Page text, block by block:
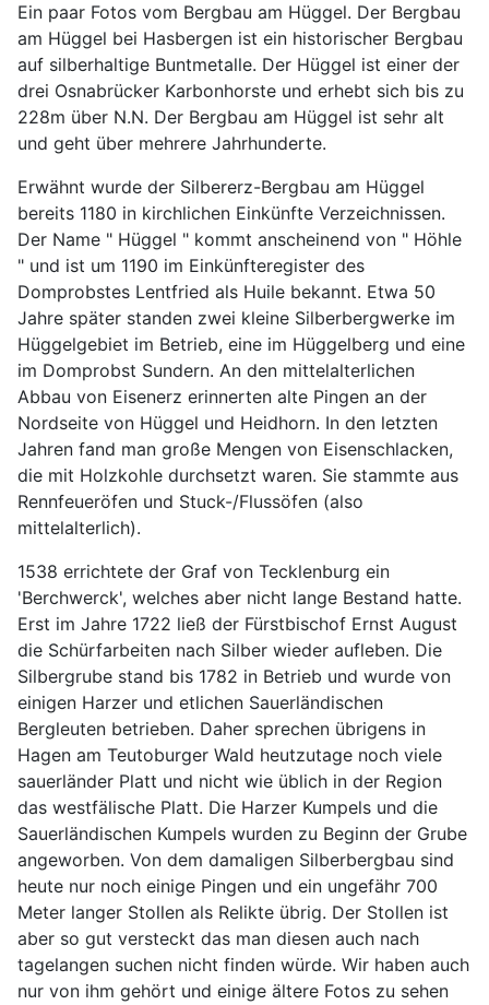
Ein paar Fotos vom Bergbau am Hüggel. Der Bergbau
am Hüggel bei Hasbergen ist ein historischer Bergbau
auf silberhaltige Buntmetalle. Der Hüggel ist einer der
drei Osnabrücker Karbonhorste und erhebt sich bis zu
228m über N.N. Der Bergbau am Hüggel ist sehr alt
und geht über mehrere Jahrhunderte.
Erwähnt wurde der Silbererz-Bergbau am Hüggel
bereits 1180 in kirchlichen Einkünfte Verzeichnissen.
Der Name " Hüggel " kommt anscheinend von " Höhle
" und ist um 1190 im Einkünfteregister des
Domprobstes Lentfried als Huile bekannt. Etwa 50
Jahre später standen zwei kleine Silberbergwerke im
Hüggelgebiet im Betrieb, eine im Hüggelberg und eine
im Domprobst Sundern. An den mittelalterlichen
Abbau von Eisenerz erinnerten alte Pingen an der
Nordseite von Hüggel und Heidhorn. In den letzten
Jahren fand man große Mengen von Eisenschlacken,
die mit Holzkohle durchsetzt waren. Sie stammte aus
Rennfeueröfen und Stuck-/Flussöfen (also
mittelalterlich).
1538 errichtete der Graf von Tecklenburg ein
'Berchwerck', welches aber nicht lange Bestand hatte.
Erst im Jahre 1722 ließ der Fürstbischof Ernst August
die Schürfarbeiten nach Silber wieder aufleben. Die
Silbergrube stand bis 1782 in Betrieb und wurde von
einigen Harzer und etlichen Sauerländischen
Bergleuten betrieben. Daher sprechen übrigens in
Hagen am Teutoburger Wald heutzutage noch viele
sauerländer Platt und nicht wie üblich in der Region
das westfälische Platt. Die Harzer Kumpels und die
Sauerländischen Kumpels wurden zu Beginn der Grube
angeworben. Von dem damaligen Silberbergbau sind
heute nur noch einige Pingen und ein ungefähr 700
Meter langer Stollen als Relikte übrig. Der Stollen ist
aber so gut versteckt das man diesen auch nach
tagelangen suchen nicht finden würde. Wir haben auch
nur von ihm gehört und einige ältere Fotos zu sehen